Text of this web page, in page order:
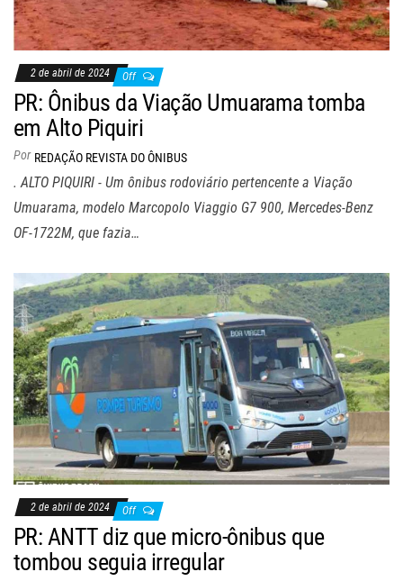
2 de abril de 2024 Off
PR: Ônibus da Viação Umuarama tomba
em Alto Piquiri
Por REDAÇÃO REVISTA DO ÔNIBUS
. ALTO PIQUIRI - Um ônibus rodoviário pertencente a Viação
Umuarama, modelo Marcopolo Viaggio G7 900, Mercedes-Benz
OF-1722M, que fazia…
2 de abril de 2024 Off
PR: ANTT diz que micro-ônibus que
tombou seguia irregular